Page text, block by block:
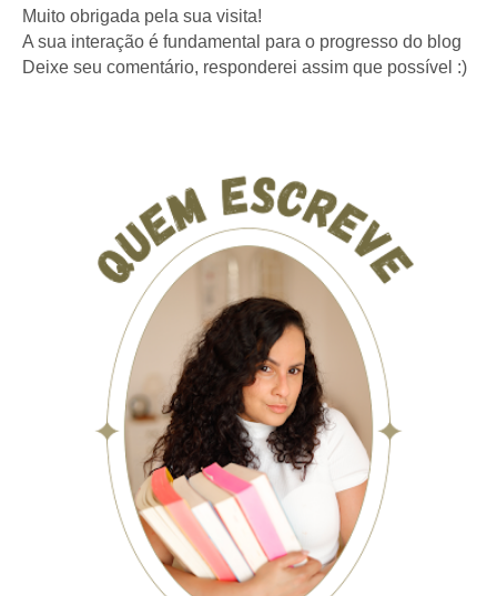
Muito obrigada pela sua visita!
A sua interação é fundamental para o progresso do blog
Deixe seu comentário, responderei assim que possível :)